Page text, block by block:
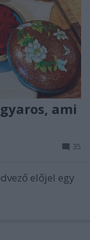
ami
35
előjel egy